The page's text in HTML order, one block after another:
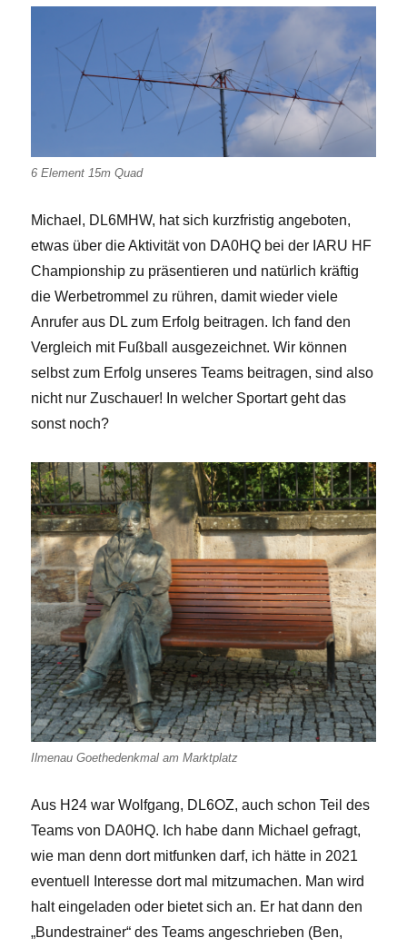
6 Element 15m Quad
Michael, DL6MHW, hat sich kurzfristig angeboten,
etwas über die Aktivität von DA0HQ bei der IARU HF
Championship zu präsentieren und natürlich kräftig
die Werbetrommel zu rühren, damit wieder viele
Anrufer aus DL zum Erfolg beitragen. Ich fand den
Vergleich mit Fußball ausgezeichnet. Wir können
selbst zum Erfolg unseres Teams beitragen, sind also
nicht nur Zuschauer! In welcher Sportart geht das
sonst noch?
Ilmenau Goethedenkmal am Marktplatz
Aus H24 war Wolfgang, DL6OZ, auch schon Teil des
Teams von DA0HQ. Ich habe dann Michael gefragt,
wie man denn dort mitfunken darf, ich hätte in 2021
eventuell Interesse dort mal mitzumachen. Man wird
halt eingeladen oder bietet sich an. Er hat dann den
„Bundestrainer“ des Teams angeschrieben (Ben,